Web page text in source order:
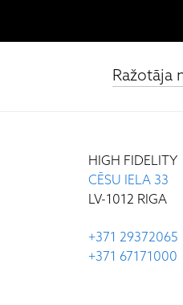
Ražotāja
HIGH FIDELITY
CĒSU IELA 33
LV-1012 RIGA
+371 29372065
+371 67171000